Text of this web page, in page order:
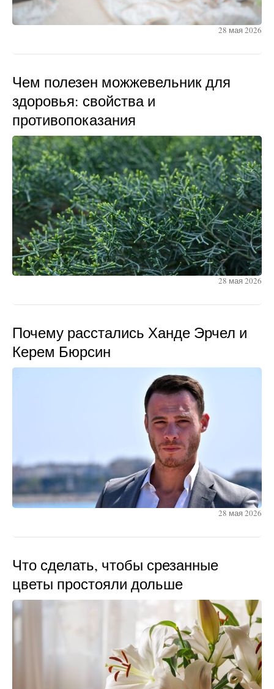
28 мая 2026
Чем полезен можжевельник для
здоровья: свойства и
противопоказания
28 мая 2026
Почему расстались Ханде Эрчел и
Керем Бюрсин
28 мая 2026
Что сделать, чтобы срезанные
цветы простояли дольше